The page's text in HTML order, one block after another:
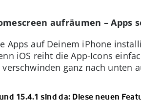
aufräumen – Apps
Apps auf Deinem iPhone
iOS reiht die App-Icons
verschwinden ganz nach unten
15.4.1 sind da: Diese neuen